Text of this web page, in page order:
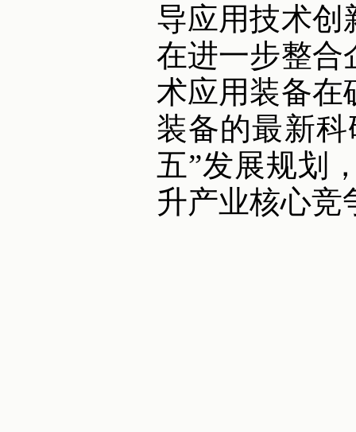
导应用技术创
在进一步整合
术应用装备在
装备的最新
五”发展规划
升产业核心竞